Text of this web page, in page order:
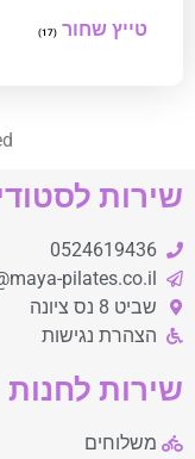
טייץ שחור (17)
שירות
0524619436
pilates.co.il
שביט 8 נס ציונה
הצהרת נגישות
שירות לחנות
משלוחים